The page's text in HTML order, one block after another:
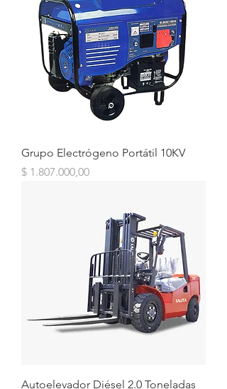
Grupo Electrógeno Portátil 10KV
Precio
$ 1.807.000,00
Autoelevador Diésel 2.0 Toneladas